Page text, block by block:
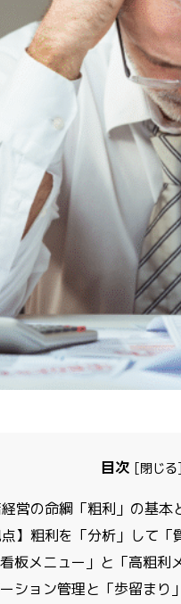
目次 [閉じる]
営の命綱「粗利」の基本
点】粗利を「分析」して
板メニュー」と「高粗利
ション管理と「歩留まり